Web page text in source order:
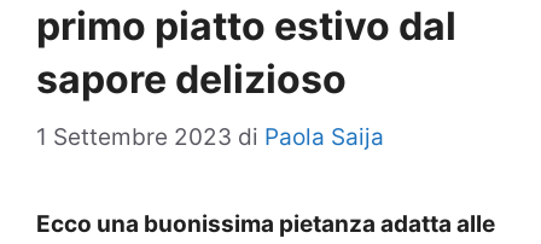
primo piatto estivo dal
sapore delizioso
1 Settembre 2023 di Paola Saija
Ecco una buonissima pietanza adatta alle